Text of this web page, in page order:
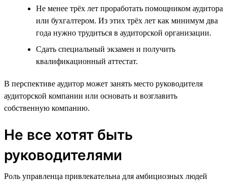
Не менее трёх лет проработать помощником аудитора
или бухгалтером. Из этих трёх лет как минимум два
года нужно трудиться в аудиторской организации.
Сдать специальный экзамен и получить
квалификационный аттестат.
В перспективе аудитор может занять место руководителя
аудиторской компании или основать и возглавить
собственную компанию.
Не все хотят быть
руководителями
Роль управленца привлекательна для амбициозных людей